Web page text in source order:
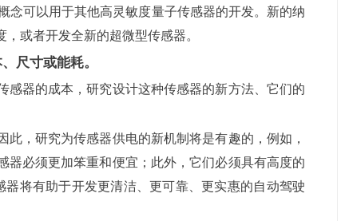
念可以用于其他高灵敏度量子传感器的开发。新的纳
或者开发全新的超微型传感器。
尺寸或能耗。
器的成本，研究设计这种传感器的新方法、它们的
，研究为传感器供电的新机制将是有趣的，例如，
必须更加笨重和便宜；此外，它们必须具有高度的
将有助于开发更清洁、更可靠、更实惠的自动驾驶